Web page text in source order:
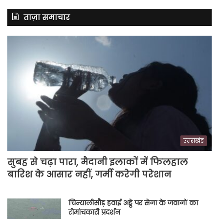
ताज़ा समाचार
उत्तराखंड
सुबह से चढ़ा पारा, मैदानी इलाकों में फिलहाल
बारिश के आसार नहीं, गर्मी करेगी परेशान
चिन्यालीसौड़ हवाई अड्डे पर सेना के जवानों का
रोमांचकारी प्रदर्शन